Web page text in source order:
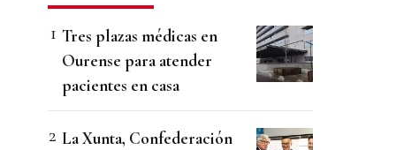
Tres plazas médicas en
Ourense para atender
pacientes en casa
La Xunta, Confederación